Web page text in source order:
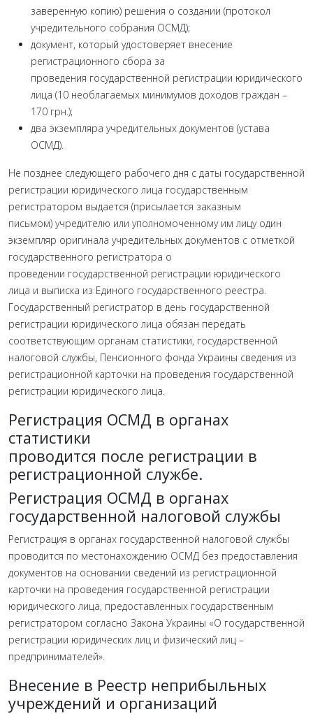
заверенную копию) решения о создании (протокол
учредительного собрания ОСМД);
документ, который удостоверяет внесение
регистрационного сбора за
проведения государственной регистрации юридического
лица (10 необлагаемых минимумов доходов граждан –
170 грн.);
два экземпляра учредительных документов (устава
ОСМД).
Не позднее следующего рабочего дня с даты государственной
регистрации юридического лица государственным
регистратором выдается (присылается заказным
письмом) учредителю или уполномоченному им лицу один
экземпляр оригинала учредительных документов с отметкой
государственного регистратора о
проведении государственной регистрации юридического
лица и выписка из Единого государственного реестра.
Государственный регистратор в день государственной
регистрации юридического лица обязан передать
соответствующим органам статистики, государственной
налоговой службы, Пенсионного фонда Украины сведения из
регистрационной карточки на проведения государственной
регистрации юридического лица.
Регистрация ОСМД в органах
статистики
проводится после регистрации в
регистрационной службе.
Регистрация ОСМД в органах
государственной налоговой службы
Регистрация в органах государственной налоговой службы
проводится по местонахождению ОСМД без предоставления
документов на основании сведений из регистрационной
карточки на проведения государственной регистрации
юридического лица, предоставленных государственным
регистратором согласно Закона Украины «О государственной
регистрации юридических лиц и физический лиц –
предпринимателей».
Внесение в Реестр неприбыльных
учреждений и организаций